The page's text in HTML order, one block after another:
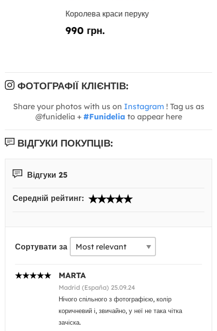
Королева краси перуку
990 грн.
ФОТОГРАФІЇ КЛІЄНТІВ:
Share your photos with us on Instagram ! Tag us as
@funidelia + #Funidelia to appear here
ВІДГУКИ ПОКУПЦІВ:
Відгуки 25
Середній рейтинг:
Сортувати за
MARTA
Madrid (España) 25.09.24
Нічого спільного з фотографією, колір
коричневий і, звичайно, у неї не така чітка
зачіска.